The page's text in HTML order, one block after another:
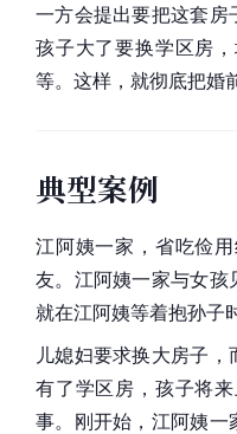
一方会提出要把这套房
孩子大了要换学区房
等。这样，就彻底把婚
典型案例
江阿姨一家，省吃俭
友。江阿姨一家与女孩
就在江阿姨等着抱孙子
儿媳妇要求换大房子，
有了学区房，孩子将
事。刚开始，江阿姨一